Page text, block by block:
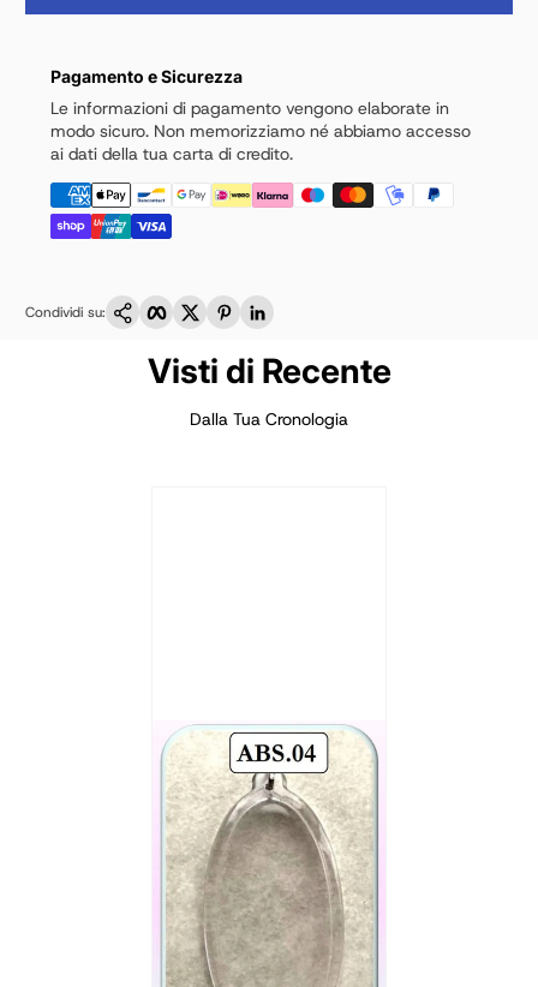
Pagamento e Sicurezza
Le informazioni di pagamento vengono elaborate in
modo sicuro. Non memorizziamo né abbiamo accesso
ai dati della tua carta di credito.
Condividi su:
Copia linkFacebook
TwitterPinterestLinkedIn
Visti di Recente
Dalla Tua Cronologia